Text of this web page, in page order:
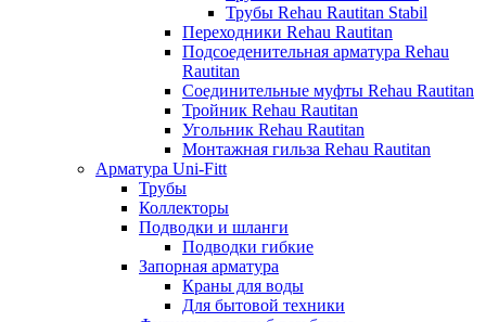
Трубы Rehau Rautitan Stabil
Переходники Rehau Rautitan
Подсоеденительная арматура Rehau
Rautitan
Соединительные муфты Rehau Rautitan
Тройник Rehau Rautitan
Угольник Rehau Rautitan
Монтажная гильза Rehau Rautitan
Арматура Uni-Fitt
Трубы
Коллекторы
Подводки и шланги
Подводки гибкие
Запорная арматура
Краны для воды
Для бытовой техники